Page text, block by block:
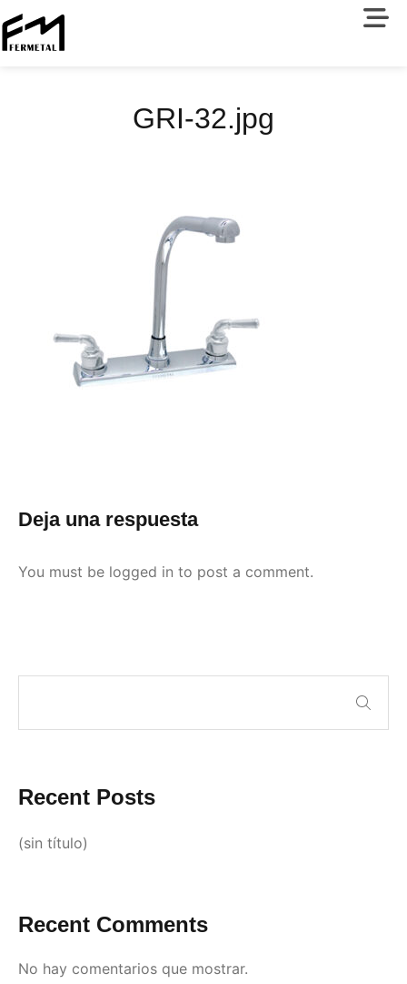
GRI-32.jpg
Recent Posts
(sin título)
Recent Comments
No hay comentarios que mostrar.
Deja una respuesta
You must be logged in to post a comment.